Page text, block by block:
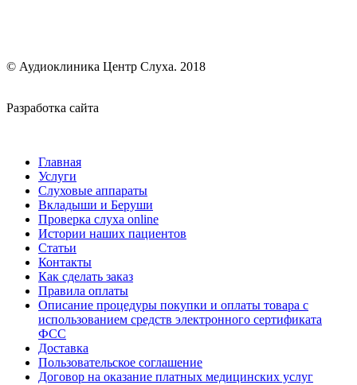
© Аудиоклиника Центр Слуха. 2018
Разработка сайта
Главная
Услуги
Слуховые аппараты
Вкладыши и Беруши
Проверка слуха online
Истории наших пациентов
Статьи
Контакты
Как сделать заказ
Правила оплаты
Описание процедуры покупки и оплаты товара с
использованием средств электронного сертификата
ФСС
Доставка
Пользовательское соглашение
Договор на оказание платных медицинских услуг